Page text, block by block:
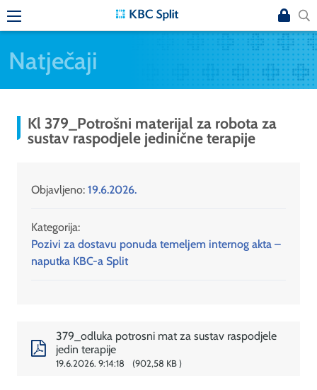
Natječaji
Kl 379_Potrošni materijal za robota za
sustav raspodjele jedinične terapije
Objavljeno: 19.6.2026.
Kategorija:
Pozivi za dostavu ponuda temeljem internog akta –
naputka KBC-a Split
379_odluka potrosni mat za sustav raspodjele
jedin terapije
19.6.2026. 9:14:18 902,58 KB